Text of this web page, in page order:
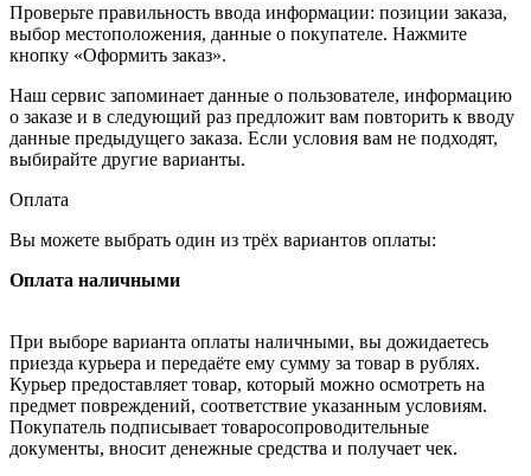
Проверьте правильность ввода информации: позиции заказа,
выбор местоположения, данные о покупателе. Нажмите
кнопку «Оформить заказ».
Наш сервис запоминает данные о пользователе, информацию
о заказе и в следующий раз предложит вам повторить к вводу
данные предыдущего заказа. Если условия вам не подходят,
выбирайте другие варианты.
Оплата
Вы можете выбрать один из трёх вариантов оплаты:
Оплата наличными
При выборе варианта оплаты наличными, вы дожидаетесь
приезда курьера и передаёте ему сумму за товар в рублях.
Курьер предоставляет товар, который можно осмотреть на
предмет повреждений, соответствие указанным условиям.
Покупатель подписывает товаросопроводительные
документы, вносит денежные средства и получает чек.